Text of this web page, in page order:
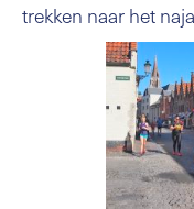
trekken naar het